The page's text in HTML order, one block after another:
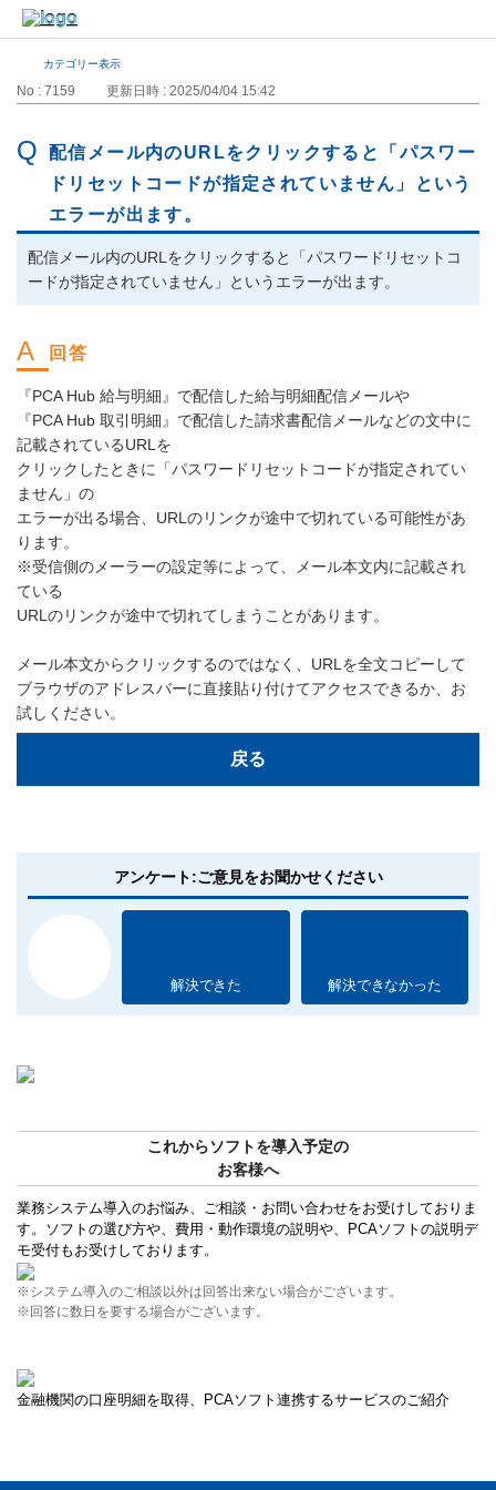
カテゴリー表示
No : 7159 更新日時 : 2025/04/04 15:42
配信メール内のURLをクリックすると「パスワー
ドリセットコードが指定されていません」という
エラーが出ます。
配信メール内のURLをクリックすると「パスワードリセットコ
ードが指定されていません」というエラーが出ます。
『PCA Hub 給与明細』で配信した給与明細配信メールや
『PCA Hub 取引明細』で配信した請求書配信メールなどの文中に
記載されているURLを
クリックしたときに「パスワードリセットコードが指定されてい
ません」の
エラーが出る場合、URLのリンクが途中で切れている可能性があ
ります。
※受信側のメーラーの設定等によって、メール本文内に記載され
ている
URLのリンクが途中で切れてしまうことがあります。
メール本文からクリックするのではなく、URLを全文コピーして
ブラウザのアドレスバーに直接貼り付けてアクセスできるか、お
試しください。
戻る
アンケート:ご意見をお聞かせください
解決できた 解決できなかった
これからソフトを導入予定の
お客様へ
業務システム導入のお悩み、ご相談・お問い合わせをお受けしておりま
す。ソフトの選び方や、費用・動作環境の説明や、PCAソフトの説明デ
モ受付もお受けしております。
※システム導入のご相談以外は回答出来ない場合がございます。
※回答に数日を要する場合がございます。
金融機関の口座明細を取得、PCAソフト連携するサービスのご紹介